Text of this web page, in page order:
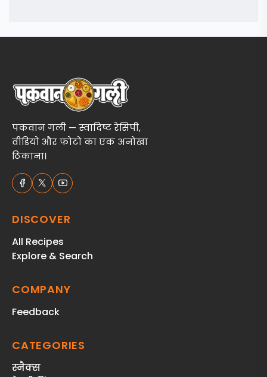
पकवान गली — स्वादिष्ट रेसिपी,
वीडियो और फोटो का एक अनोखा
ठिकाना।
DISCOVER
All Recipes
Explore & Search
COMPANY
Feedback
CATEGORIES
स्‍नैक्‍स